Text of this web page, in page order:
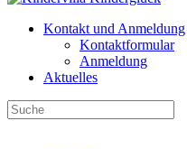
Kontakt und Anmeldung
Kontaktformular
Anmeldung
Aktuelles